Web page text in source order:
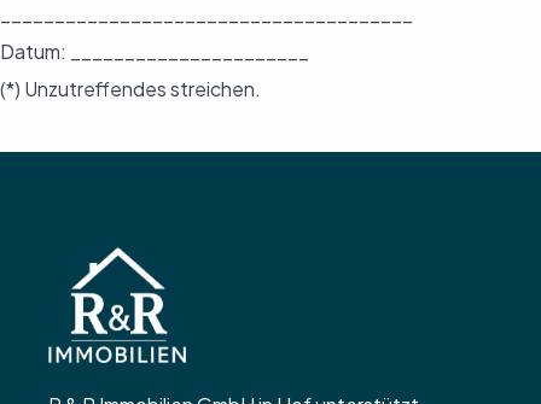
Datum: ______________________
(*) Unzutreffendes streichen.